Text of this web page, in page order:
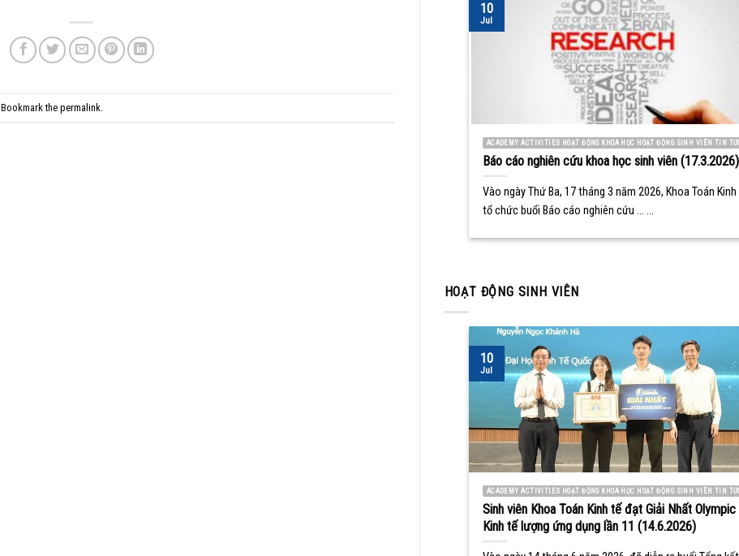
. Bookmark the permalink
ACADEMY ACTIVITIES HOẠT ĐỘNG KHOA HỌC HOẠT ĐỘNG SINH VIÊN TIN
Báo cáo nghiên cứu khoa học sinh viên (17.3.2026)
Vào ngày Thứ Ba, 17 tháng 3 năm 2026, Khoa Toán
tổ chức buổi Báo cáo nghiên cứu ... ...
10
Jul
HOẠT ĐỘNG SINH VIÊN
ACADEMY ACTIVITIES HOẠT ĐỘNG KHOA HỌC HOẠT ĐỘNG SINH VIÊN TIN
Sinh viên Khoa Toán Kinh tế đạt Giải Nhất Olympic
Kinh tế lượng ứng dụng lần 11 (14.6.2026)
10
Jul